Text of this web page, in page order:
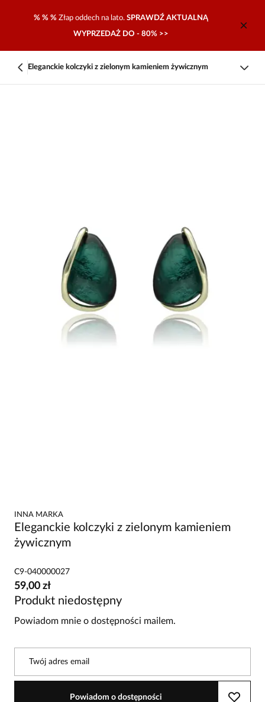
% % % Złap oddech na lato. SPRAWDŹ AKTUALNĄ
WYPRZEDAŻ DO - 80% >>
Eleganckie kolczyki z zielonym kamieniem żywicznym
INNA MARKA
Eleganckie kolczyki z zielonym kamieniem
żywicznym
C9-040000027
59,00 zł
Produkt niedostępny
Powiadom mnie o dostępności mailem.
Twój adres email
Powiadom o dostępności